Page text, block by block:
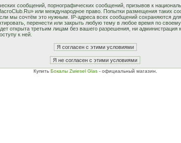
сообщений, порнографических сообщений, призывов к
или международное право. Попытки размещения таких
мы сочтём это нужным. IP-адреса всех сообщений сохраняются
перенести или закрыть любую тему в любое время по
открыта третьим лицам без вашего разрешения, ни
к ней.
Купить Бокалы Zwiesel Glas - официальный магазин.